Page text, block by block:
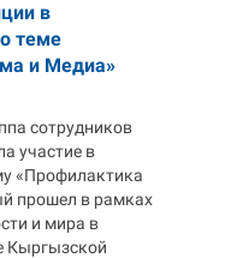
в
теме
и Медиа»
сотрудников
участие в
«Профилактика
прошел в рамках
и мира в
Кыргызской